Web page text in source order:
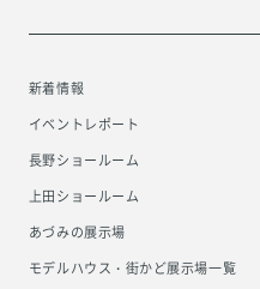
新着情報
イベントレポート
長野ショールーム
上田ショールーム
あづみの展示場
モデルハウス・街かど展示場一覧